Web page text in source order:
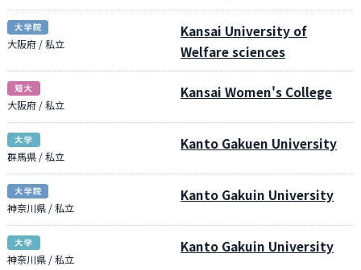
大阪府 / 私立
Kansai University of
Welfare sciences
大阪府 / 私立
Kansai Women's College
群馬県 / 私立
Kanto Gakuen University
神奈川県 / 私立
Kanto Gakuin University
神奈川県 / 私立
Kanto Gakuin University